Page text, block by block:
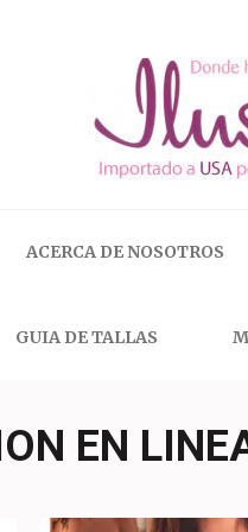
ACERCA DE NOSOTROS
GUIA DE TALLAS
EN